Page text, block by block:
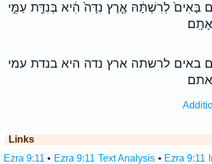
בָּאִים֙ לְרִשְׁתָּ֔הּ אֶ֤רֶץ נִדָּה֙ הִ֔יא בְּנִדַּ֖ת עַמֵּ֣י
באים לרשתה ארץ נדה היא בנדת עמי
Links
Ezra 9:11 • Ezra 9:11 Text Analysis • Ezra 9:11